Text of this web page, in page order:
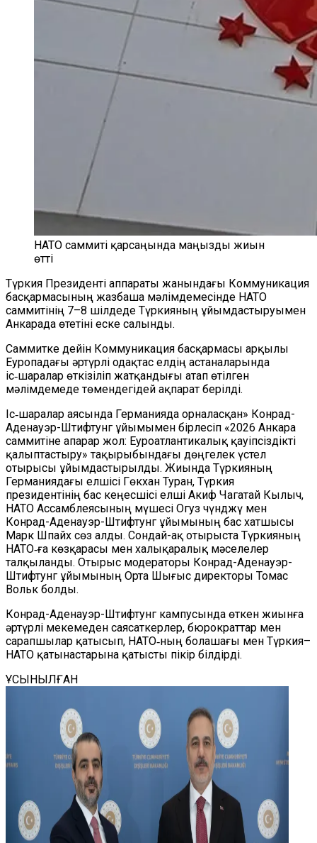
НАТО саммиті қарсаңында маңызды жиын
өтті
Түркия Президенті аппараты жанындағы Коммуникация
басқармасының жазбаша мәлімдемесінде НАТО
саммитінің 7–8 шілдеде Түркияның ұйымдастыруымен
Анкарада өтетіні еске салынды.
Саммитке дейін Коммуникация басқармасы арқылы
Еуропадағы әртүрлі одақтас елдің астаналарында
іс‑шаралар өткізіліп жатқандығы атап өтілген
мәлімдемеде төмендегідей ақпарат берілді.
Іс‑шаралар аясында Германияда орналасқан» Конрад-
Аденауэр-Штифтунг ұйымымен бірлесіп «2026 Анкара
саммитіне апарар жол: Еуроатлантикалық қауіпсіздікті
қалыптастыру» тақырыбындағы дөңгелек үстел
отырысы ұйымдастырылды. Жиында Түркияның
Германиядағы елшісі Гөкхан Туран, Түркия
президентінің бас кеңесшісі елші Акиф Чагатай Кылыч,
НАТО Ассамблеясының мүшесі Огуз Үчүнджү мен
Конрад-Аденауэр-Штифтунг ұйымының бас хатшысы
Марк Шпайх сөз алды. Сондай-ақ отырыста Түркияның
НАТО‑ға көзқарасы мен халықаралық мәселелер
талқыланды. Отырыс модераторы Конрад-Аденауэр-
Штифтунг ұйымының Орта Шығыс директоры Томас
Вольк болды.
Конрад-Аденауэр-Штифтунг кампусында өткен жиынға
әртүрлі мекемеден саясаткерлер, бюрократтар мен
сарапшылар қатысып, НАТО‑ның болашағы мен Түркия–
НАТО қатынастарына қатысты пікір білдірді.
ҰСЫНЫЛҒАН